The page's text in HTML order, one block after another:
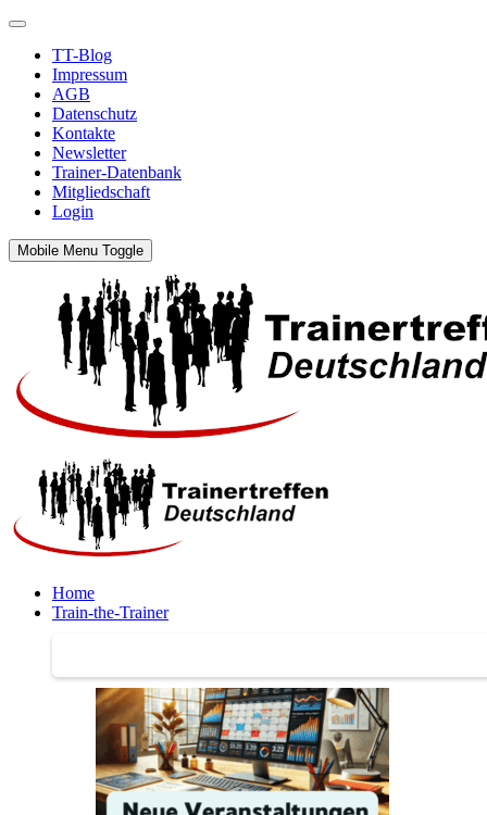
TT-Blog
Impressum
AGB
Datenschutz
Kontakte
Newsletter
Trainer-Datenbank
Mitgliedschaft
Login
Mobile Menu Toggle
Home
Train-the-Trainer